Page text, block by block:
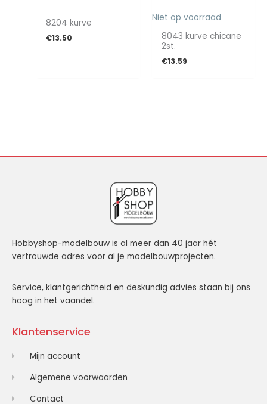
8204 kurve
€13.50
Niet op voorraad
8043 kurve chicane
2st.
€13.59
Hobbyshop-modelbouw is al meer dan 40 jaar hét
vertrouwde adres voor al je modelbouwprojecten.
Service, klantgerichtheid en deskundig advies staan bij ons
hoog in het vaandel.
Klantenservice
Mijn account
Algemene voorwaarden
Contact